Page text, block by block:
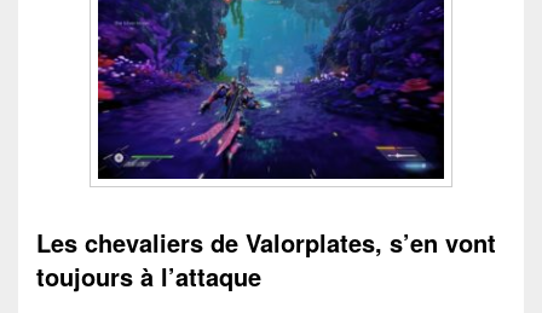
Les chevaliers de Valorplates, s’en vont
toujours à l’attaque